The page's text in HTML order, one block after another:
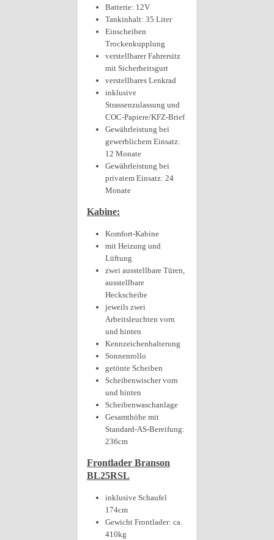
Batterie: 12V
Tankinhalt: 35 Liter
Einscheiben
Trockenkupplung
verstellbarer Fahrersitz
mit Sicherheitsgurt
verstellbares Lenkrad
inklusive
Strassenzulassung und
COC-Papiere/KFZ-Brief
Gewährleistung bei
gewerblichem Einsatz:
12 Monate
Gewährleistung bei
privatem Einsatz: 24
Monate
Kabine:
Komfort-Kabine
mit Heizung und
Lüftung
zwei ausstellbare Türen,
ausstellbare
Heckscheibe
jeweils zwei
Arbeitsleuchten vorn
und hinten
Kennzeichenhalterung
Sonnenrollo
getönte Scheiben
Scheibenwischer vorn
und hinten
Scheibenwaschanlage
Gesamthöhe mit
Standard-AS-Bereifung:
236cm
Frontlader Branson
BL25RSL
inklusive Schaufel
174cm
Gewicht Frontlader: ca.
410kg